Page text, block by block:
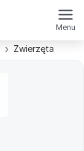
Menu
Zwierzęta